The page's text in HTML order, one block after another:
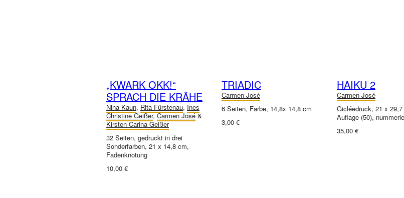
„KWARK OKK!“
SPRACH DIE KRÄHE
Nina Kaun, Rita Fürstenau, Ines
Christine Geißer,Carmen José&
Kirsten Carina Geißer
32 Seiten, gedruckt in drei
Sonderfarben, 21 x 14,8 cm,
Fadenknotung
10,00 €
TRIADIC
Carmen José
6 Seiten, Farbe, 14,8x 14,8 cm
3,00 €
HAIKU 2
Carmen José
Gicléedruck, 21 x
Auflage (50),
35,00 €